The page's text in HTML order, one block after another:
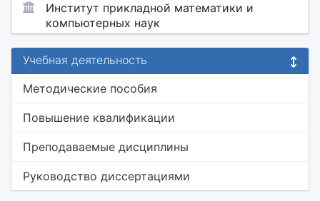
Институт прикладной математики и
компьютерных наук
Учебная деятельность
Методические пособия
Повышение квалификации
Преподаваемые дисциплины
Руководство диссертациями